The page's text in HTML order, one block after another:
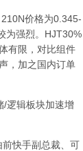
价格为0.345-
为强烈。HJT30%
有限，对比组件
，加之国内订单
逻辑板块加速增
快手副总裁、可